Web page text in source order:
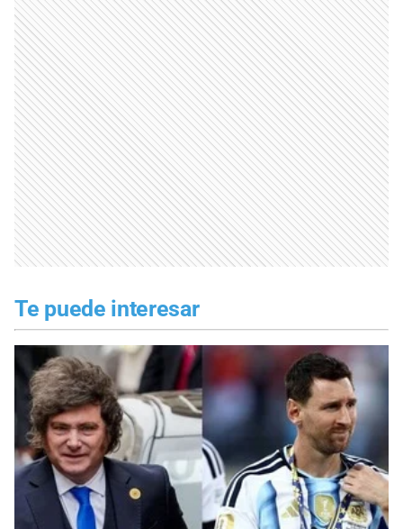
Te puede interesar